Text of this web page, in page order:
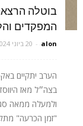
בוטלה
המפקדים
alon
- 20 ביוני 2024
ולמעלה ממאה
"זמן הכרעה"